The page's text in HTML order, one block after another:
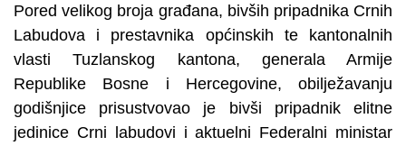
Pored velikog broja građana, bivših pripadnika Crnih
Labudova i prestavnika općinskih te kantonalnih
vlasti Tuzlanskog kantona, generala Armije
Republike Bosne i Hercegovine, obilježavanju
godišnjice prisustvovao je bivši pripadnik elitne
jedinice Crni labudovi i aktuelni Federalni ministar